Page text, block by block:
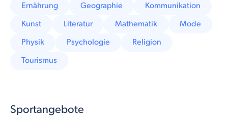
Ernährung
Geographie
Kommunikation
Kunst
Literatur Mathematik
Mode
Physik
Psychologie
Religion
Tourismus
Sportangebote